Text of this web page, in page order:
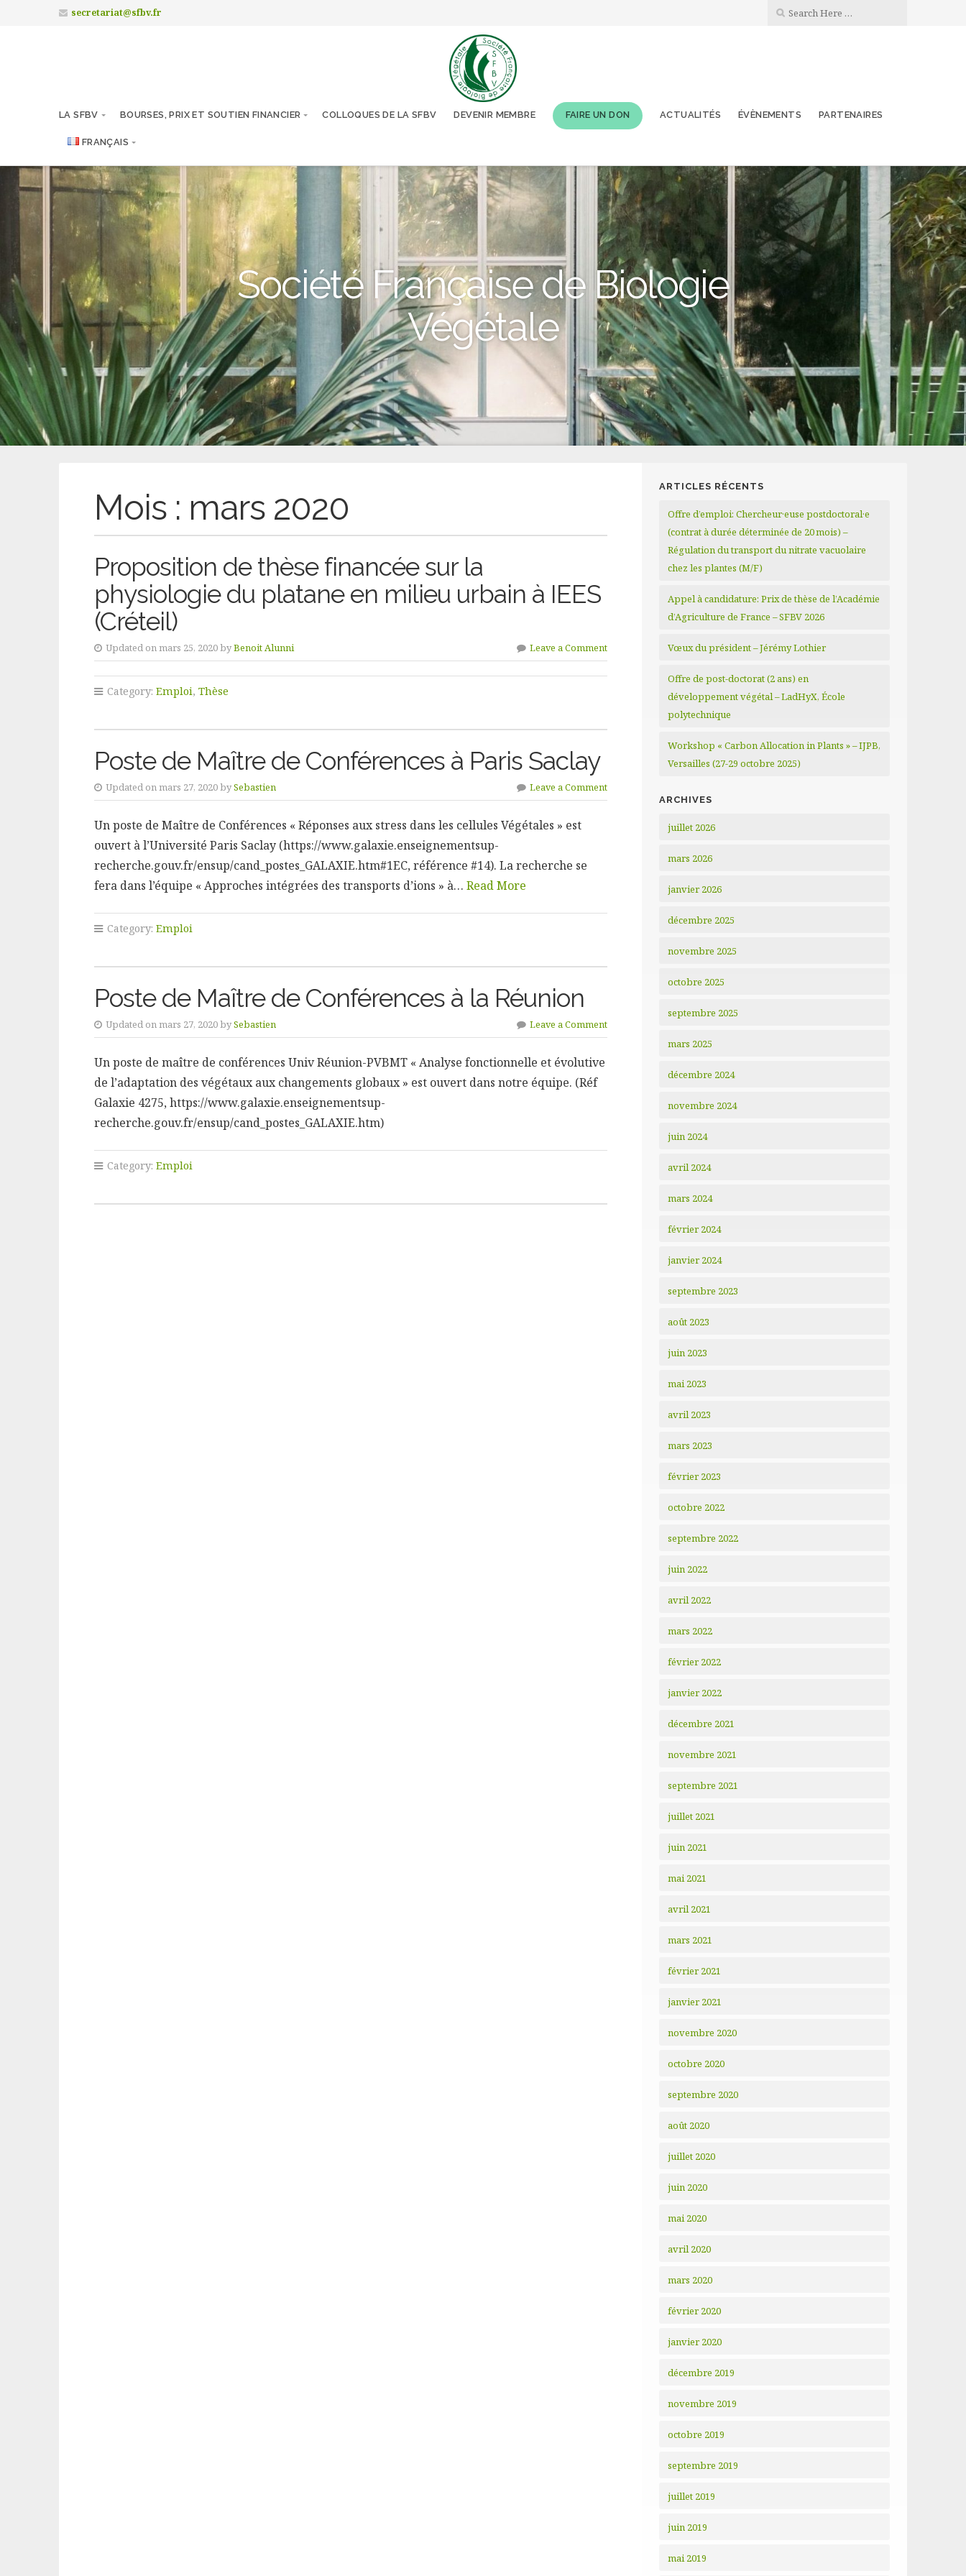
secretariat@sfbv.fr
LA SFBV BOURSES, PRIX ET SOUTIEN FINANCIER COLLOQUES DE LA SFBV DEVENIR MEMBRE FAIRE UN DON ACTUALITÉS ÉVÈNEMENTS PARTENAIRES
FRANÇAIS
Société Française de Biologie
Végétale
Mois : mars 2020
Proposition de thèse financée sur la
physiologie du platane en milieu urbain à IEES
(Créteil)
Updated on mars 25, 2020 byBenoit Alunni Leave a Comment
Category: Emploi, Thèse
Poste de Maître de Conférences à Paris Saclay
Updated on mars 27, 2020 bySebastien Leave a Comment
Un poste de Maître de Conférences « Réponses aux stress dans les cellules Végétales » est
ouvert à l’Université Paris Saclay (https://www.galaxie.enseignementsup-
recherche.gouv.fr/ensup/cand_postes_GALAXIE.htm#1EC, référence #14). La recherche se
fera dans l’équipe « Approches intégrées des transports d’ions » à… Read More
Category: Emploi
Poste de Maître de Conférences à la Réunion
Updated on mars 27, 2020 bySebastien Leave a Comment
Un poste de maître de conférences Univ Réunion-PVBMT « Analyse fonctionnelle et évolutive
de l’adaptation des végétaux aux changements globaux » est ouvert dans notre équipe. (Réf
Galaxie 4275, https://www.galaxie.enseignementsup-
recherche.gouv.fr/ensup/cand_postes_GALAXIE.htm)
Category: Emploi
ARTICLES RÉCENTS
Offre d’emploi: Chercheur·euse postdoctoral·e
(contrat à durée déterminée de 20 mois) –
Régulation du transport du nitrate vacuolaire
chez les plantes (M/F)
Appel à candidature: Prix de thèse de l’Académie
d’Agriculture de France – SFBV 2026
Vœux du président – Jérémy Lothier
Offre de post-doctorat (2 ans) en
développement végétal – LadHyX, École
polytechnique
Workshop « Carbon Allocation in Plants » – IJPB,
Versailles (27-29 octobre 2025)
ARCHIVES
juillet 2026
mars 2026
janvier 2026
décembre 2025
novembre 2025
octobre 2025
septembre 2025
mars 2025
décembre 2024
novembre 2024
juin 2024
avril 2024
mars 2024
février 2024
janvier 2024
septembre 2023
août 2023
juin 2023
mai 2023
avril 2023
mars 2023
février 2023
octobre 2022
septembre 2022
juin 2022
avril 2022
mars 2022
février 2022
janvier 2022
décembre 2021
novembre 2021
septembre 2021
juillet 2021
juin 2021
mai 2021
avril 2021
mars 2021
février 2021
janvier 2021
novembre 2020
octobre 2020
septembre 2020
août 2020
juillet 2020
juin 2020
mai 2020
avril 2020
mars 2020
février 2020
janvier 2020
décembre 2019
novembre 2019
octobre 2019
septembre 2019
juillet 2019
juin 2019
mai 2019